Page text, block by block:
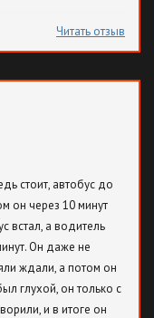
Читать отзыв
стоит, автобус до
он через 10 минут
встал, а водитель
Он даже не
ждали, а потом он
глухой, он только с
и в итоге он